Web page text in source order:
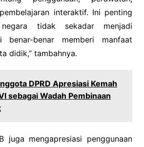
interaktif. Ini penting
tidak sekadar menjadi
benar-benar memberi manfaat
didik,” tambahnya.
DPRD Apresiasi Kemah
sebagai Wadah Pembinaan
juga mengapresiasi penggunaan